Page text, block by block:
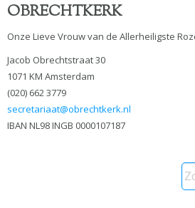
OBRECHTKERK
Onze Lieve Vrouw van de Allerheiligste
Jacob Obrechtstraat 30
1071 KM Amsterdam
(020) 662 3779
secretariaat@obrechtkerk.nl
IBAN NL98 INGB 0000107187